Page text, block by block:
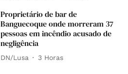
Proprietário de bar de
Banguecoque onde morreram 37
pessoas em incêndio acusado de
negligência
DN/Lusa 3 Horas